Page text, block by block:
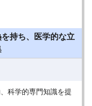
持ち、医学的な立
科学的専門知識を提